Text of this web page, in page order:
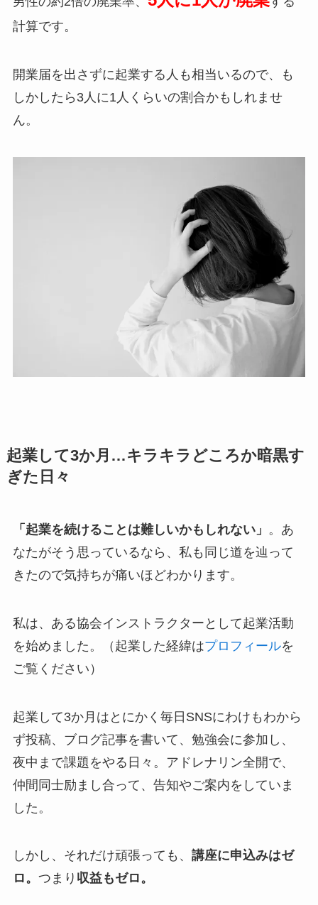
計算です。
開業届を出さずに起業する人も相当いるので、も
しかしたら3人に1人くらいの割合かもしれませ
ん。
起業して3か月…キラキラどころか暗黒す
ぎた日々
「起業を続けることは難しいかもしれない」 。あ
なたがそう思っているなら、私も同じ道を辿って
きたので気持ちが痛いほどわかります。
私は、ある協会インストラクターとして起業活動
を始めました。（起業した経緯はプロフィールを
ご覧ください）
起業して3か月はとにかく毎日SNSにわけもわから
ず投稿、ブログ記事を書いて、勉強会に参加し、
夜中まで課題をやる日々。アドレナリン全開で、
仲間同士励まし合って、告知やご案内をしていま
した。
しかし、それだけ頑張っても、 講座に申込みはゼ
ロ。 つまり 収益もゼロ。